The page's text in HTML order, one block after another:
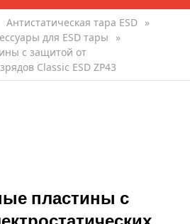
Антистатическая тара ESD »
для ESD тары
»
с защитой от
Classic ESD ZP43
пластины с